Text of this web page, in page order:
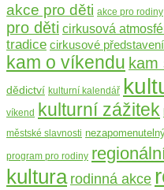
akce pro děti akce pro rodiny
pro děti cirkusová
tradice cirkusové představení
kam o víkendu kam
dědictví kulturní kalendář
víkend kulturní zážitek
městské slavnosti
program pro rodiny
kultura rodinná akce